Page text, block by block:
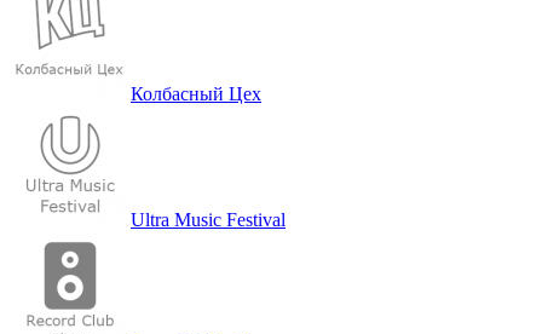
Кол­бас­ный Цех
Ultra Music Festival